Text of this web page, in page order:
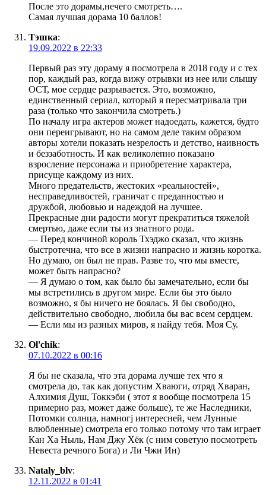
После это дорамы,нечего смотреть….
Самая лучшая дорама 10 баллов!
Тэшка:
19.09.2022 в 22:33
Первый раз эту дораму я посмотрела в 2018 году и с тех
пор, каждый раз, когда вижу отрывки из нее или слышу
ОСТ, мое сердце разрывается. Это, возможно,
единственный сериал, который я пересматривала три
раза (только что закончила смотреть.)
По началу игра актеров может надоедать, кажется, будто
они переигрывают, но на самом деле таким образом
авторы хотели показать незрелость и детство, наивность
и беззаботность. И как великолепно показано
взросление персонажа и приобретение характера,
присуще каждому из них.
Много предательств, жестоких «реальностей»,
несправедливостей, граничат с преданностью и
дружбой, любовью и надеждой на лучшее.
Прекрасные дни радости могут прекратиться тяжелой
смертью, даже если ты из знатного рода.
— Перед кончиной король Тхэджо сказал, что жизнь
быстротечна, что все в жизни напрасно и жизнь коротка.
Но думаю, он был не прав. Разве то, что мы вместе,
может быть напрасно?
— Я думаю о том, как было бы замечательно, если бы
мы встретились в другом мире. Если бы это было
возможно, я бы ничего не боялась. Я бы свободно,
действительно свободно, любила бы вас всем сердцем.
— Если мы из разных миров, я найду тебя. Моя Су.
Ol'chik:
07.10.2022 в 00:16
Я бы не сказала, что эта дорама лучше тех что я
смотрела до, так как допустим Хваюги, отряд Хваран,
Алхимия Душ, Токкэби ( этот я вообще посмотрела 15
примерно раз, может даже больше), те же Наследники,
Потомки солнца, намногj интересней, чем Лунные
влюбленные) смотрела его только потому что там играет
Кан Ха Ныль, Нам Джу Хёк (с ним советую посмотреть
Невеста речного Бога) и Ли Чжи Ин)
Nataly_blv:
12.11.2022 в 01:41